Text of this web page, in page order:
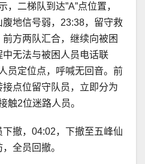
二梯队到达”A”点位置，
地信号弱，23:38，留守救
方两队汇合，继续向被困
无法与被困人员电话联
员定位点，呼喊无回音。前
点位留守队员，立即分为
触2位迷路人员。
撤，04:02，下撤至五峰仙
全员回撤。